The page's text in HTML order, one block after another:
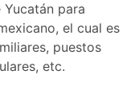
para
el cual es
puestos
etc.